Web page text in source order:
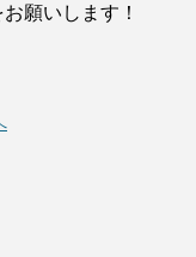
願いします！